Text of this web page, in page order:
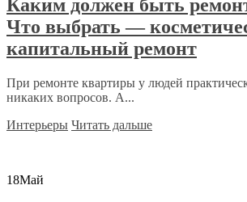
Каким должен быть
Что выбрать —
капитальный ремонт
При ремонте квартиры у людей
никаких вопросов. А...
Интерьеры Читать дальше
18Май